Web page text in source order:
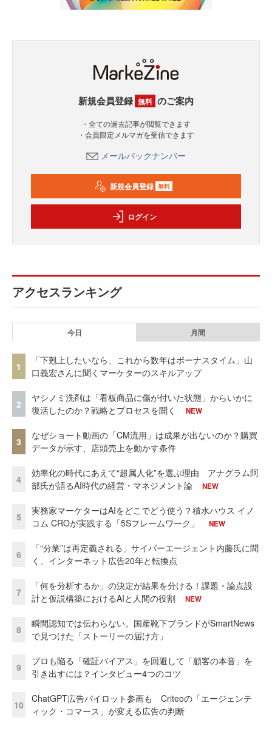
新規会員登録 無料 のご案内
・全ての過去記事が閲覧できます
・会員限定メルマガを受信できます
メールバックナンバー
新規会員登録 無料
ログイン
アクセスランキング
今日 月間
1
「下剋上したいなら、これから数年はボーナスタイム」山
口義宏さんに聞くマーケターのスキルアップ
2
ヤシノミ洗剤は「看板商品に傷が付いた状態」からいかに
復活したのか？戦略とプロセスを聞く
NEW
3
なぜショート動画の「CM流用」は成果が出ないのか？購買
データが示す、店頭売上を動かす条件
4
効率化の時代にあえて“超属人化”を選ぶ理由 アナグラム阿
部氏が語るAI時代の経営・マネジメント論
NEW
5
実務家マーケターはAIをどこでどう使う？積水ハウス イノ
コム CROが実践する「5Sフレームワーク」
NEW
6
「“分業”は再定義される」サイバーエージェント内藤氏に聞
く、インターネット広告20年と転換点
7
「何を分析するか」の決定が結果を分ける！課題・論点設
計と仮説構築におけるAIと人間の役割
NEW
8
瞬間認知では伝わらない。国産靴下ブランドがSmartNews
で見つけた「ストーリーの届け方」
9
プロも陥る「確証バイアス」を回避して「顧客の本音」を
引き出すには？インタビュー4つのコツ
10
ChatGPT広告パイロット参画も Criteoの「エージェンテ
ィック・コマース」が変える広告の判断